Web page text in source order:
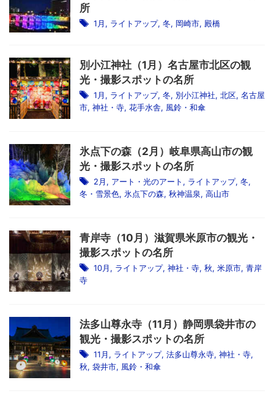
所
1月, ライトアップ, 冬, 岡崎市, 殿橋
別小江神社（1月）名古屋市北区の観
光・撮影スポットの名所
1月, ライトアップ, 冬, 別小江神社, 北区, 名古屋
市, 神社・寺, 花手水舎, 風鈴・和傘
氷点下の森（2月）岐阜県高山市の観
光・撮影スポットの名所
2月, アート・光のアート , ライトアップ, 冬,
冬・雪景色, 氷点下の森, 秋神温泉, 高山市
青岸寺（10月）滋賀県米原市の観光・
撮影スポットの名所
10月, ライトアップ, 神社・寺, 秋, 米原市, 青岸
寺
法多山尊永寺（11月）静岡県袋井市の
観光・撮影スポットの名所
11月, ライトアップ, 法多山尊永寺, 神社・寺,
秋, 袋井市, 風鈴・和傘